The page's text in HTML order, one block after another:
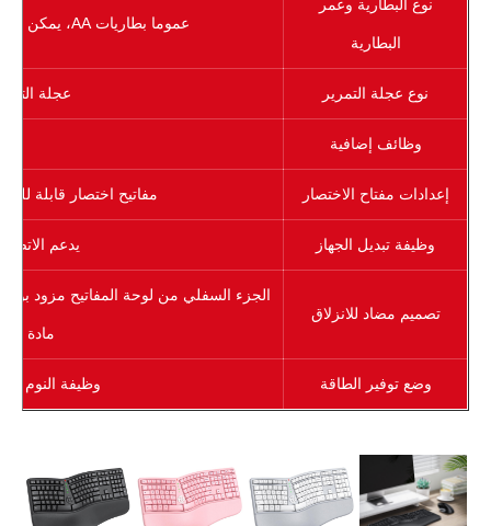
نوع البطارية وعمر
البطارية
عموما بطاريات AA، يمكن أن يصل عمر البطارية إلى عدة أشهر
نوع عجلة التمرير عجلة
وظائف إضافية
إعدادات مفتاح الاختصار مفاتيح اختصار قابلة
وظيفة تبديل الجهاز يدعم
تصميم مضاد للانزلاق
الجزء السفلي من لوحة المفاتيح مزود
مادة
وضع توفير الطاقة وظيفة النوم